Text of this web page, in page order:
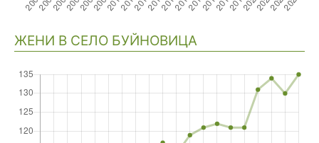
ЖЕНИ В СЕЛО БУЙНОВИЦА